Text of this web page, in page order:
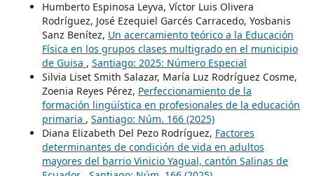
Humberto Espinosa Leyva, Víctor Luis Olivera
Rodríguez, José Ezequiel Garcés Carracedo, Yosbanis
Sanz Benítez, Un acercamiento teórico a la Educación
Física en los grupos clases multigrado en el municipio
de Guisa , Santiago: 2025: Número Especial
Silvia Liset Smith Salazar, María Luz Rodríguez Cosme,
Zoenia Reyes Pérez, Perfeccionamiento de la
formación lingüística en profesionales de la educación
primaria , Santiago: Núm. 166 (2025)
Diana Elizabeth Del Pezo Rodríguez, Factores
determinantes de condición de vida en adultos
mayores del barrio Vinicio Yagual, cantón Salinas de